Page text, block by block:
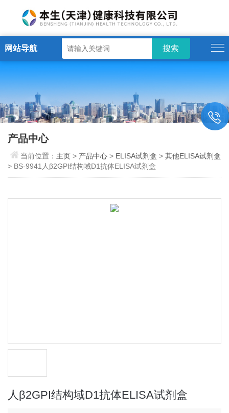
网站导航
产品中心
当前位置： 主页> 产品中心 > ELISA试剂盒 >其他ELISA试剂盒
> BS-9941人β2GPI结构域D1抗体ELISA试剂盒
人β2GPI结构域D1抗体ELISA试剂盒